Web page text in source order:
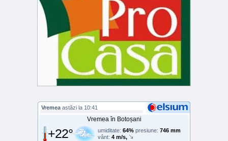
Vremea astăzi la 10:41
Vremea în Botoșani
+22° umiditate: 64% presiune: 746 mm
vânt: 4 m/s,